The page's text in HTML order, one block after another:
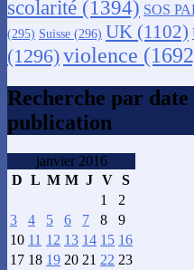
scolarité (1394) SOS
(295) Suisse (296) UK (1102)
(1296)violence
Recherche par date
publication
janvier 2016
D L M M J V S
1
2
3
4 5 6 7 8
9
10 11 12 13 14 15 16
17 18 19 20 21 22 23